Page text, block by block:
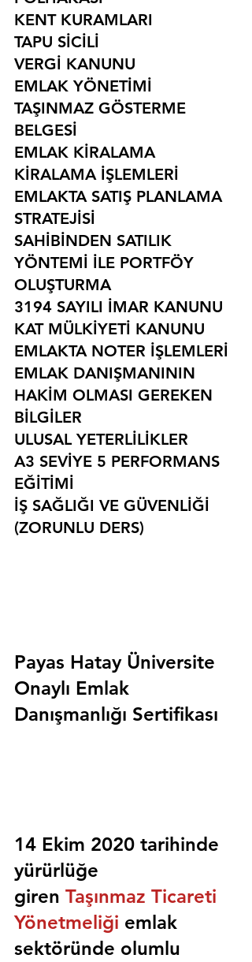
KENT KURAMLARI
TAPU SİCİLİ
VERGİ KANUNU
EMLAK YÖNETİMİ
TAŞINMAZ GÖSTERME
BELGESİ
EMLAK KİRALAMA
KİRALAMA İŞLEMLERİ
EMLAKTA SATIŞ PLANLAMA
STRATEJİSİ
SAHİBİNDEN SATILIK
YÖNTEMİ İLE PORTFÖY
OLUŞTURMA
3194 SAYILI İMAR KANUNU
KAT MÜLKİYETİ KANUNU
EMLAKTA NOTER İŞLEMLERİ
EMLAK DANIŞMANININ
HAKİM OLMASI GEREKEN
BİLGİLER
ULUSAL YETERLİLİKLER
A3 SEVİYE 5 PERFORMANS
EĞİTİMİ
İŞ SAĞLIĞI VE GÜVENLİĞİ
(ZORUNLU DERS)
Payas Hatay Üniversite
Onaylı Emlak
Danışmanlığı Sertifikası
14 Ekim 2020 tarihinde
yürürlüğe
giren Taşınmaz Ticareti
Yönetmeliği emlak
sektöründe olumlu